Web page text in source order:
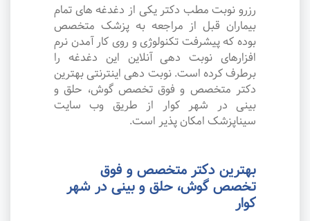
رزرو نوبت مطب دکتر یکی از دغدغه های تمام
بیماران قبل از مراجعه به پزشک متخصص
بوده که پیشرفت تکنولوژی و روی کار آمدن نرم
افزارهای نوبت دهی آنلاین این دغدغه را
برطرف کرده است. نوبت دهی اینترنتی بهترین
دکتر متخصص و فوق تخصص گوش، حلق و
بینی در شهر کوار از طریق وب سایت
سیناپزشک امکان پذیر است.
بهترین دکتر متخصص و فوق
تخصص گوش، حلق و بینی در شهر
کوار